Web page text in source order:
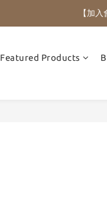
【加
Featured Products